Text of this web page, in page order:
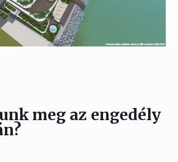
meg az engedély